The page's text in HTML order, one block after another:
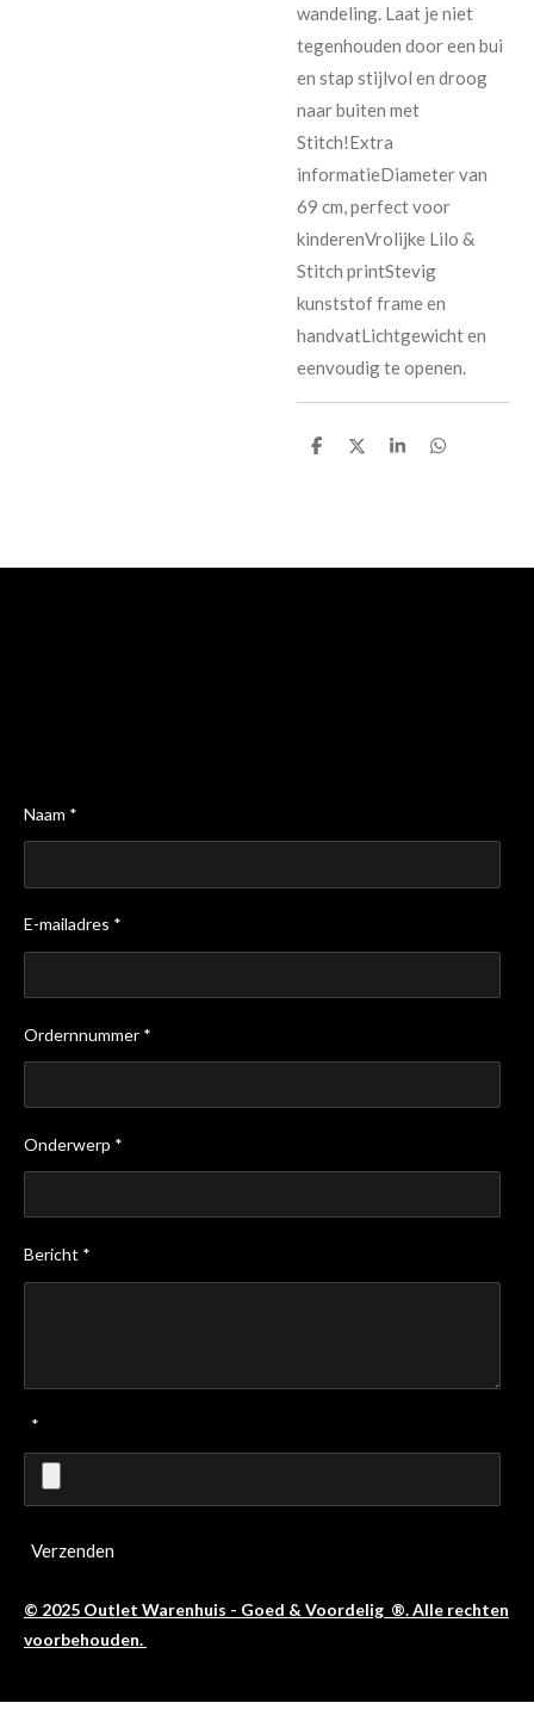
wandeling. Laat je niet
tegenhouden door een bui
en stap stijlvol en droog
naar buiten met
Stitch!Extra
informatieDiameter van
69 cm, perfect voor
kinderenVrolijke Lilo &
Stitch printStevig
kunststof frame en
handvatLichtgewicht en
eenvoudig te openen.
D
D
S
D
Naam *
E-mailadres *
Ordernnummer *
Onderwerp *
Bericht *
*
Verzenden
© 2025 Outlet Warenhuis - Goed & Voordelig ®. Alle rechten
voorbehouden.